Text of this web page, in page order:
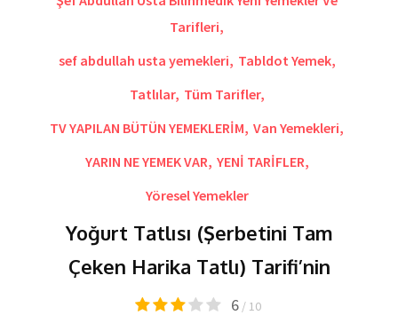
Tarifleri,
sef abdullah usta yemekleri, Tabldot Yemek,
Tatlılar, Tüm Tarifler,
TV YAPILAN BÜTÜN YEMEKLERİM, Van Yemekleri,
YARIN NE YEMEK VAR, YENİ TARİFLER,
Yöresel Yemekler
Yoğurt Tatlısı (Şerbetini Tam
Çeken Harika Tatlı) Tarifi’nin
6/ 10